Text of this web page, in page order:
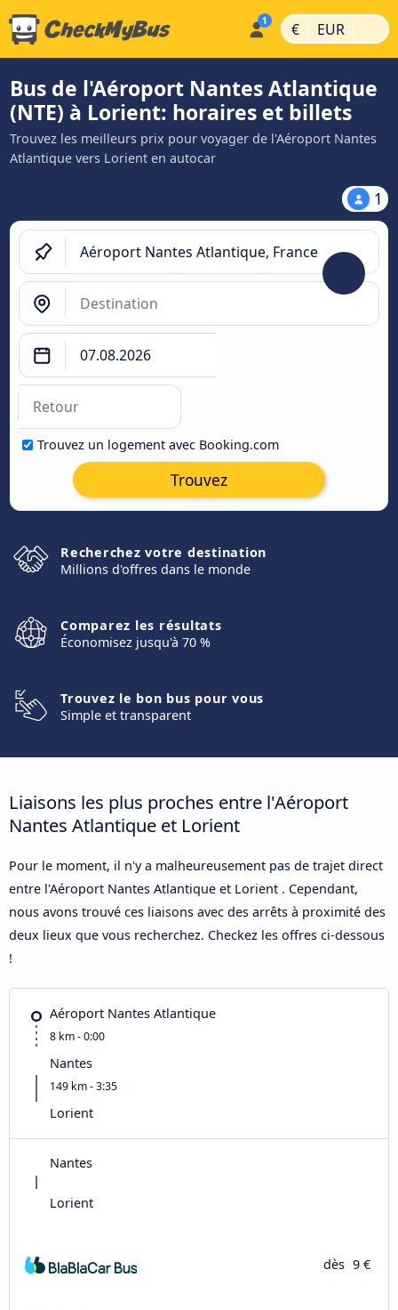
€ | EUR |
Bus de l'Aéroport Nantes Atlantique
(NTE) à Lorient: horaires et billets
Trouvez les meilleurs prix pour voyager de l'Aéroport Nantes
Atlantique vers Lorient en autocar
1
Trouvez un logement avec Booking.com
Trouvez
Recherchez votre destination
Millions d'offres dans le monde
Comparez les résultats
Économisez jusqu'à 70 %
Trouvez le bon bus pour vous
Simple et transparent
Liaisons les plus proches entre l'Aéroport
Nantes Atlantique et Lorient
Pour le moment, il n'y a malheureusement pas de trajet direct
entre l'Aéroport Nantes Atlantique et Lorient . Cependant,
nous avons trouvé ces liaisons avec des arrêts à proximité des
deux lieux que vous recherchez. Checkez les offres ci-dessous
!
Aéroport Nantes Atlantique
8 km - 0:00
Nantes
149 km - 3:35
Lorient
Nantes
Lorient
dès 9 €